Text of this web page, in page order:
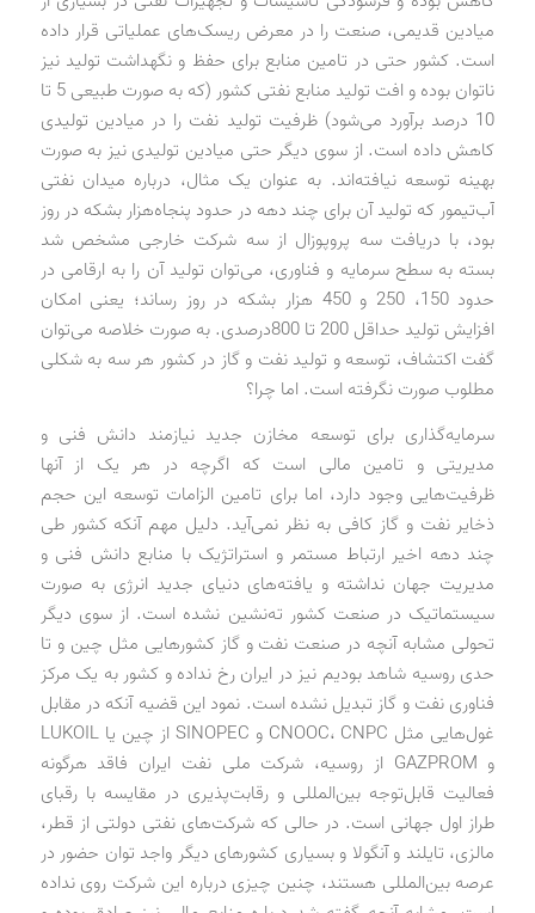
میادین قدیمی، صنعت را در معرض ریسک‌های عملیاتی قرار داده
است. کشور حتی در تامین منابع برای حفظ و نگهداشت تولید نیز
ناتوان بوده و افت تولید منابع نفتی کشور (که به صورت طبیعی 5 تا
10 درصد برآورد می‌شود) ظرفیت تولید نفت را در میادین تولیدی
کاهش داده است. از سوی دیگر حتی میادین تولیدی نیز به صورت
بهینه توسعه نیافته‌اند. به عنوان یک مثال، درباره میدان نفتی
آب‌تیمور که تولید آن برای چند دهه در حدود پنجاه‌هزار بشکه در روز
بود، با دریافت سه پروپوزال از سه شرکت خارجی مشخص شد
بسته به سطح سرمایه و فناوری، می‌توان تولید آن را به ارقامی در
حدود 150، 250 و 450 هزار بشکه در روز رساند؛ یعنی امکان
افزایش تولید حداقل 200 تا 800درصدی. به صورت خلاصه می‌توان
گفت اکتشاف، توسعه و تولید نفت و گاز در کشور هر سه به شکلی
مطلوب صورت نگرفته است. اما چرا؟
سرمایه‌گذاری برای توسعه مخازن جدید نیازمند دانش فنی و
مدیریتی و تامین مالی است که اگرچه در هر یک از آنها
ظرفیت‌هایی وجود دارد، اما برای تامین الزامات توسعه این حجم
ذخایر نفت و گاز کافی به نظر نمی‌آید. دلیل مهم آنکه کشور طی
چند دهه اخیر ارتباط مستمر و استراتژیک با منابع دانش فنی و
مدیریت جهان نداشته و یافته‌های دنیای جدید انرژی به صورت
سیستماتیک در صنعت کشور ته‌نشین نشده است. از سوی دیگر
تحولی مشابه آنچه در صنعت نفت و گاز کشورهایی مثل چین و تا
حدی روسیه شاهد بودیم نیز در ایران رخ نداده و کشور به یک مرکز
فناوری نفت و گاز تبدیل نشده است. نمود این قضیه آنکه در مقابل
غول‌هایی مثل CNOOC، CNPC و SINOPEC از چین یا LUKOIL
و GAZPROM از روسیه، شرکت ملی نفت ایران فاقد هرگونه
فعالیت قابل‌توجه بین‌المللی و رقابت‌پذیری در مقایسه با رقبای
طراز اول جهانی است. در حالی که شرکت‌های نفتی دولتی از قطر،
مالزی، تایلند و آنگولا و بسیاری کشورهای دیگر واجد توان حضور در
عرصه بین‌المللی هستند، چنین چیزی درباره این شرکت روی نداده